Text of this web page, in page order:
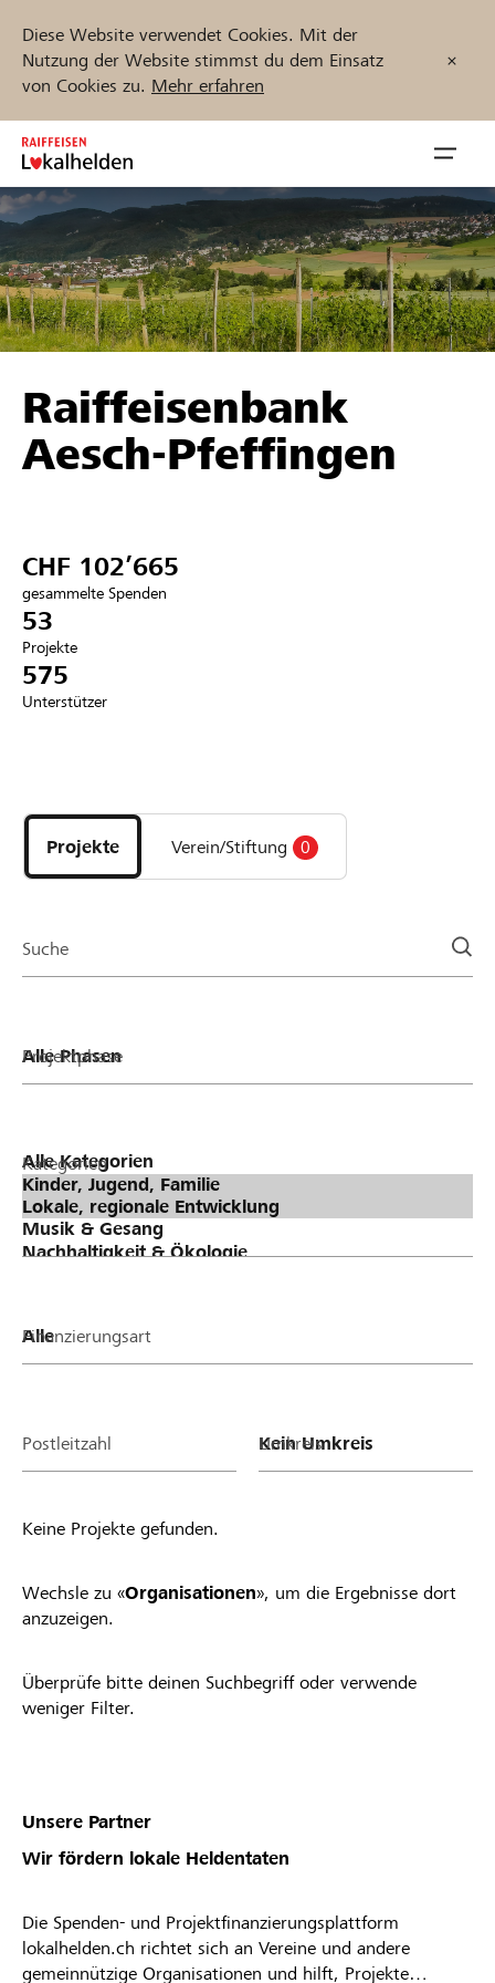
Diese Website verwendet Cookies. Mit der
Nutzung der Website stimmst du dem Einsatz
von Cookies zu. Mehr erfahren
Zum
Inhalt
springen
öffnen
Unterstützen
Hilfe & Support
Anmelden
Projekte und Organisationen finden
Jetzt starten
DE FR IT
Raiffeisenbank
Aesch-Pfeffingen
CHF 102’665
gesammelte Spenden
53
Projekte
575
Unterstützer
Projekte
und
Organisationen
Projekte Verein/Stiftung 0
Suche
Projektphase
Kategorien
Finanzierungsart
Postleitzahl Umkreis
Keine Projekte gefunden.
Wechsle zu «Organisationen», um die Ergebnisse dort
anzuzeigen.
Überprüfe bitte deinen Suchbegriff oder verwende
weniger Filter.
Unsere Partner
Wir fördern lokale Heldentaten
Die Spenden- und Projektfinanzierungsplattform
lokalhelden.ch richtet sich an Vereine und andere
gemeinnützige Organisationen und hilft, Projekte